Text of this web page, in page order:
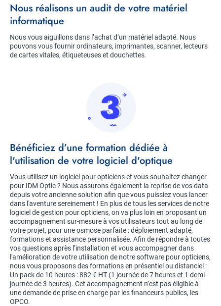
Title
Nous réalisons un audit de votre matériel
informatique
Description
Nous vous aiguillons dans l’achat d’un matériel adapté. Nous
pouvons vous fournir ordinateurs, imprimantes, scanner, lecteurs
de cartes vitales, étiqueteuses et douchettes.
Title
Bénéficiez d’une formation dédiée à
l'utilisation de votre logiciel d'optique
Description
Vous utilisez un logiciel pour opticiens et vous souhaitez changer
pour IDM Optic ? Nous assurons également la reprise de vos data
depuis votre ancienne solution afin que vous puissiez vous lancer
dans l'aventure sereinement ! En plus de tous les services de notre
logiciel de gestion pour opticiens, on va plus loin en proposant un
accompagnement sur-mesure à vos utilisateurs tout au long de
votre projet, pour une osmose parfaite : déploiement adapté,
formations et assistance personnalisée. Afin de répondre à toutes
vos questions après l’installation et vous accompagner dans
l'amélioration de votre utilisation de notre software pour opticiens,
nous vous proposons des formations en présentiel ou distanciel :
Un pack de 10 heures : 882 € HT (1 journée de 7 heures et 1 demi-
journée de 3 heures). Cet accompagnement n’est pas éligible à
une demande de prise en charge par les financeurs publics, les
OPCO.